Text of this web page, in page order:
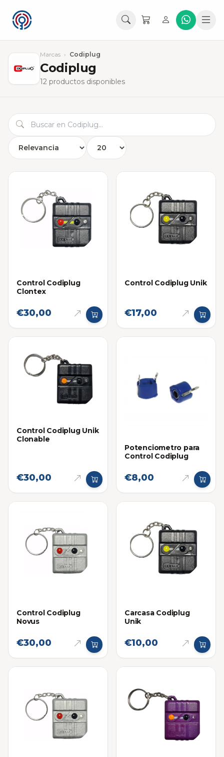
Marcas › Codiplug
Codiplug
12 productos disponibles
Control Codiplug
Clontex
€30,00
Control Codiplug Unik
€17,00
Control Codiplug Unik
Clonable
€30,00
Potenciometro para
Control Codiplug
€8,00
Control Codiplug
Novus
€30,00
Carcasa Codiplug
Unik
€10,00